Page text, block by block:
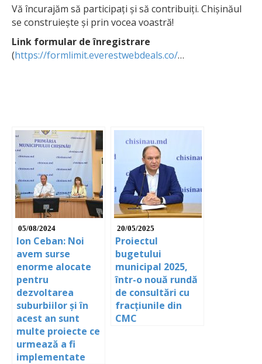
Vă încurajăm să participați și să contribuiți. Chișinăul
se construiește și prin vocea voastră!
Link formular de înregistrare
(https://formlimit.everestwebdeals.co/…
05/08/2024
Ion Ceban: Noi
avem surse
enorme alocate
pentru
dezvoltarea
suburbiilor și în
acest an sunt
multe proiecte ce
urmează a fi
implementate
20/05/2025
Proiectul
bugetului
municipal 2025,
într-o nouă rundă
de consultări cu
fracțiunile din
CMC